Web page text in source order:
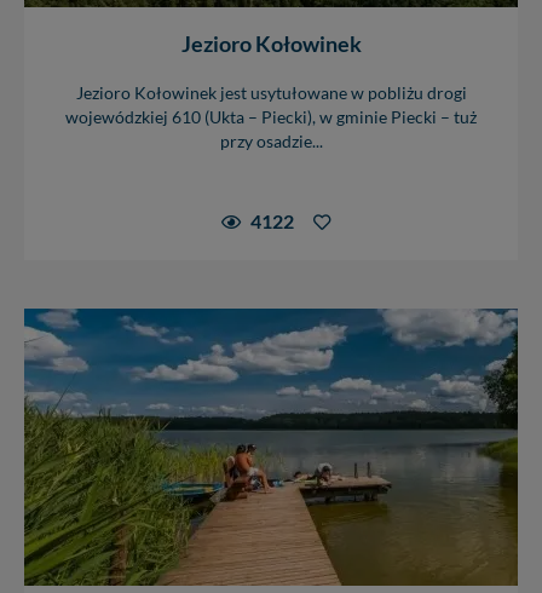
Jezioro Kołowinek
Jezioro Kołowinek jest usytułowane w pobliżu drogi
wojewódzkiej 610 (Ukta – Piecki), w gminie Piecki – tuż
przy osadzie...
4122